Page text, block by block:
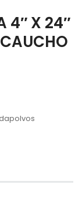
4″ X 24″